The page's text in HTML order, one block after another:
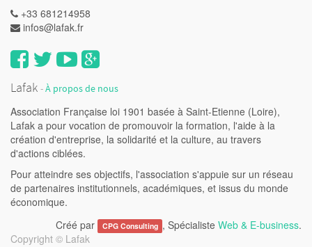
+33 681214958
infos@lafak.fr
Lafak -À propos de nous
Association Française loi 1901 basée à Saint-Etienne (Loire),
Lafak a pour vocation de promouvoir la formation, l'aide à la
création d'entreprise, la solidarité et la culture, au travers
d'actions ciblées.
Pour atteindre ses objectifs, l'association s'appuie sur un réseau
de partenaires institutionnels, académiques, et issus du monde
économique.
Créé par CPG Consulting , Spécialiste Web & E-business.
Copyright © Lafak